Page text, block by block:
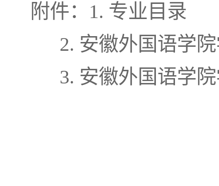
附件：1. 专业目录
2. 安徽外国语学院
3. 安徽外国语学院